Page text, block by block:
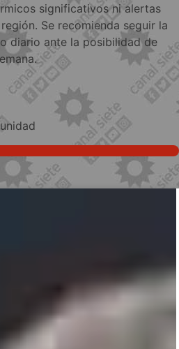
significativos ni alertas
Se recomienda seguir la
diario ante la posibilidad de